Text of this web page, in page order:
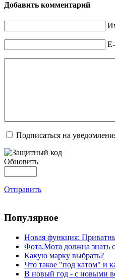
Добавить комментарий
Подписаться на
Обновить
Отправить
Популярное
Новая функция:
Фота.Мота должна знать
Какую марку выбрать?
Что такое "под катом" и
В новый год - с новыми